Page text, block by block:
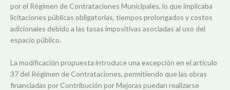
por el Régimen de Contrataciones Municipales, lo que implicaba
licitaciones públicas obligatorias, tiempos prolongados y costos
adicionales debido a las tasas impositivas asociadas al uso del
espacio público.
La modificación propuesta introduce una excepción en el artículo
37 del Régimen de Contrataciones, permitiendo que las obras
financiadas por Contribución por Mejoras puedan realizarse